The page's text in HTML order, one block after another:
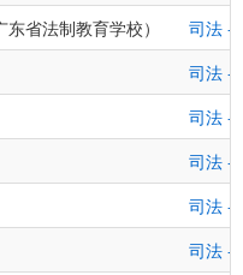
省法制教育学校）
司法 -
司法 -
司法 -
司法 -
司法 -
司法 -